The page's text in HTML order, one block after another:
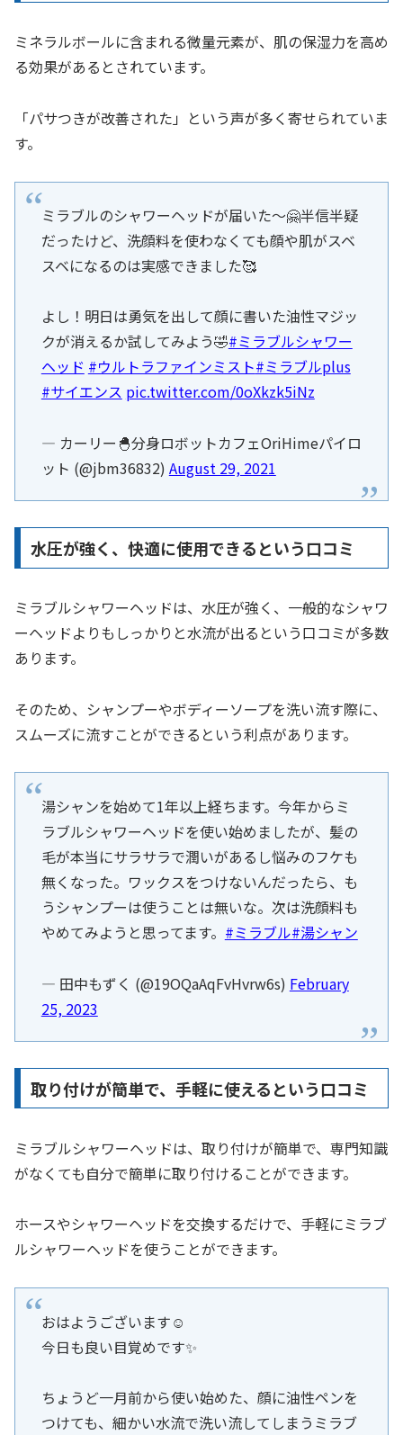
ミネラルボールに含まれる微量元素が、肌の保湿力を高め
る効果があるとされています。
「パサつきが改善された」という声が多く寄せられていま
す。
ミラブルのシャワーヘッドが届いた〜🤗半信半疑
だったけど、洗顔料を使わなくても顔や肌がスベ
スベになるのは実感できました🥰
よし！明日は勇気を出して顔に書いた油性マジッ
クが消えるか試してみよう🤣#ミラブルシャワー
ヘッド #ウルトラファインミスト#ミラブルplus
#サイエンス pic.twitter.com/0oXkzk5iNz
— カーリー🐣分身ロボットカフェOriHimeパイロ
ット (@jbm36832) August 29, 2021
水圧が強く、快適に使用できるという口コミ
ミラブルシャワーヘッドは、水圧が強く、一般的なシャワ
ーヘッドよりもしっかりと水流が出るという口コミが多数
あります。
そのため、シャンプーやボディーソープを洗い流す際に、
スムーズに流すことができるという利点があります。
湯シャンを始めて1年以上経ちます。今年からミ
ラブルシャワーヘッドを使い始めましたが、髪の
毛が本当にサラサラで潤いがあるし悩みのフケも
無くなった。ワックスをつけないんだったら、も
うシャンプーは使うことは無いな。次は洗顔料も
やめてみようと思ってます。 #ミラブル#湯シャン
— 田中もずく (@19OQaAqFvHvrw6s) February
25, 2023
取り付けが簡単で、手軽に使えるという口コミ
ミラブルシャワーヘッドは、取り付けが簡単で、専門知識
がなくても自分で簡単に取り付けることができます。
ホースやシャワーヘッドを交換するだけで、手軽にミラブ
ルシャワーヘッドを使うことができます。
おはようございます☺️
今日も良い目覚めです✨
ちょうど一月前から使い始めた、顔に油性ペンを
つけても、細かい水流で洗い流してしまうミラブ